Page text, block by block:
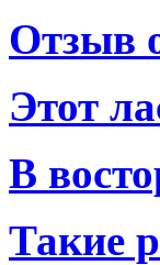
Отзыв
Этот
В
Такие